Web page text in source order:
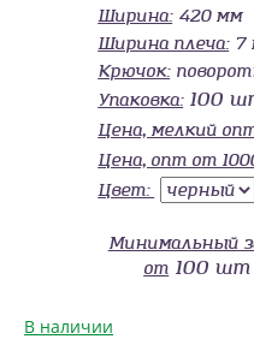
Ширина: 420 мм
Ширина плеча: 7
Крючок:
Упаковка: 100
Цена, мелкий
Цена, опт от
Цвет:
Минимальный
от 100 шт
В наличии